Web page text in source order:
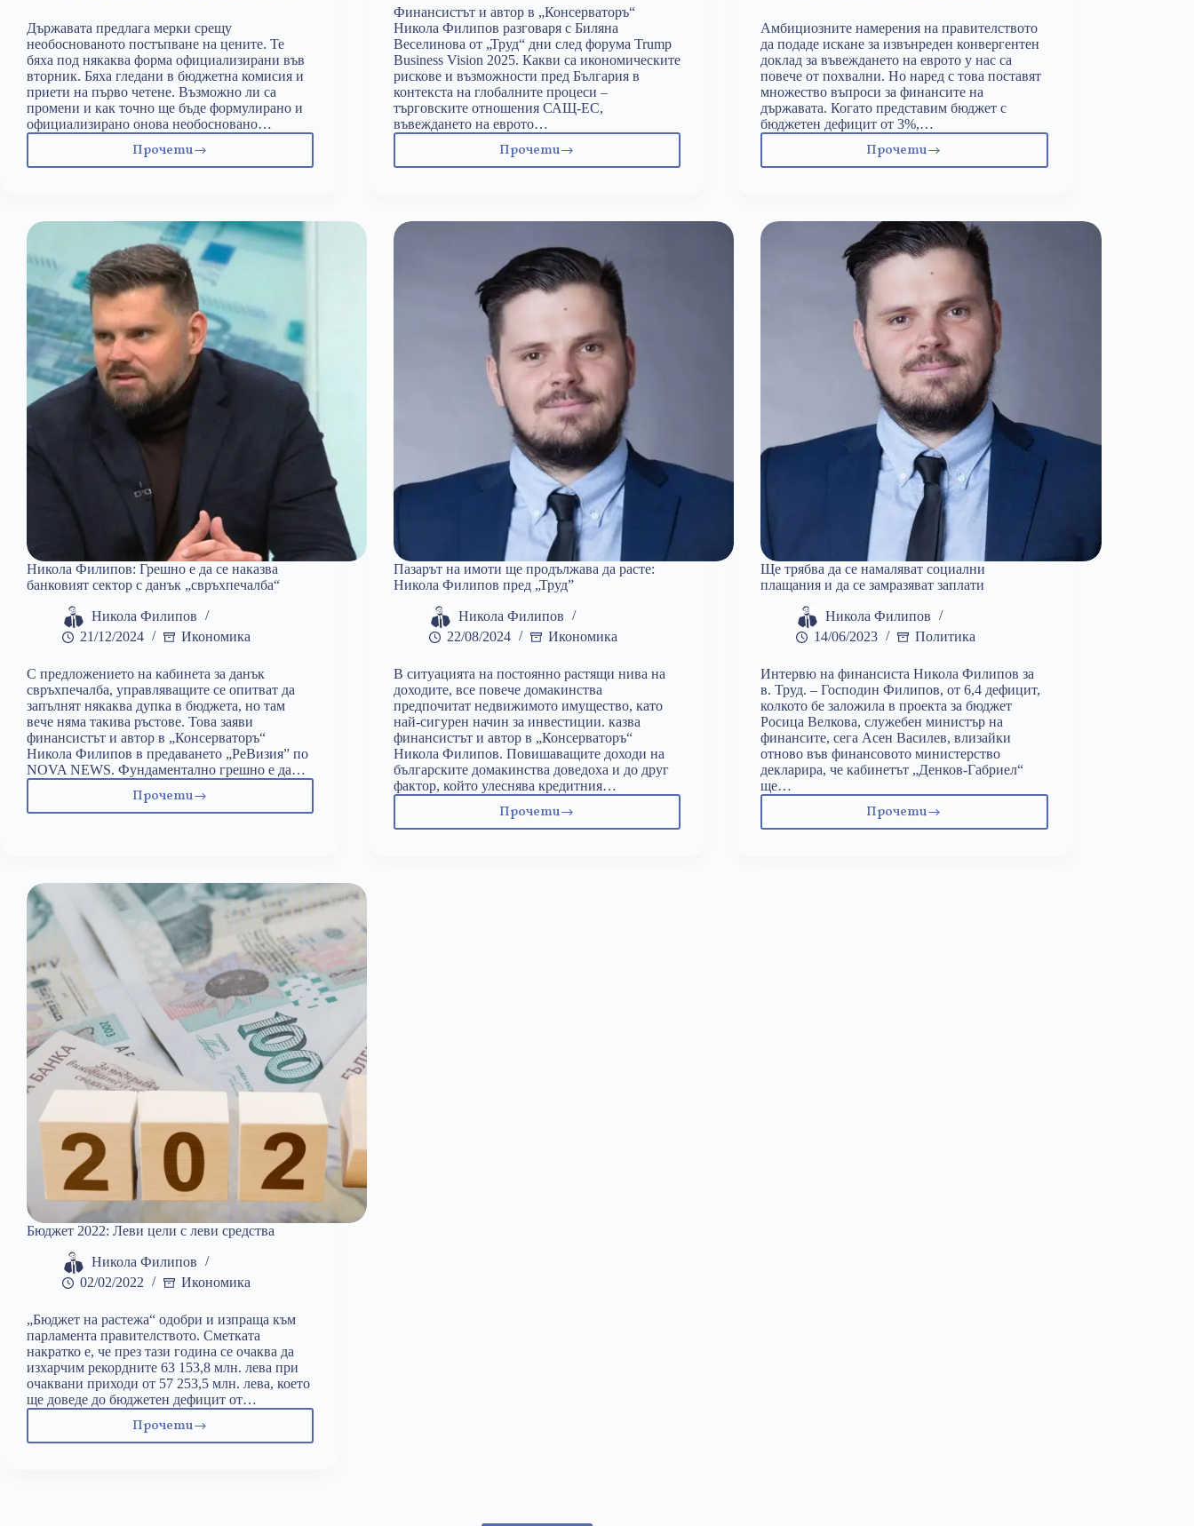
Държавата предлага мерки срещу
необоснованото постъпване на цените. Те
бяха под някаква форма официализирани във
вторник. Бяха гледани в бюджетна комисия и
приети на първо четене. Възможно ли са
промени и как точно ще бъде формулирано и
официализирано онова необосновано…
Прочети
„От
Венецуела
–
никъде
не
работи
това“:
Никола
Филипов
в
„Тази
Сутрин“
Финансистът и автор в „Консерваторъ“
Никола Филипов разговаря с Биляна
Веселинова от „Труд“ дни след форума Trump
Business Vision 2025. Какви са икономическите
рискове и възможности пред България в
контекста на глобалните процеси –
търговските отношения САЩ-ЕС,
въвеждането на еврото…
Прочети
Trump
връщането
на
промишленото
производство
Амбициозните намерения на правителството
да подаде искане за извънреден конвергентен
доклад за въвеждането на еврото у нас са
повече от похвални. Но наред с това поставят
множество въпроси за финансите на
държавата. Когато представим бюджет с
бюджетен дефицит от 3%,…
ПрочетиУвеличение
имало
пагубен
ефект
икономиката
ни:
Никола
Филипов
Никола Филипов: Грешно е да се наказва
банковият сектор с данък „свръхпечалба“
Никола Филипов
21/12/2024
Икономика
С предложението на кабинета за данък
свръхпечалба, управляващите се опитват да
запълнят някаква дупка в бюджета, но там
вече няма такива ръстове. Това заяви
финансистът и автор в „Консерваторъ“
Никола Филипов в предаването „РеВизия” по
NOVA NEWS. Фундаментално грешно е да…
Прочети
Никола
да
се
наказва
банковият
сектор
с
данък
„свръхпечалба“
Пазарът на имоти ще продължава да расте:
Никола Филипов пред „Труд”
Никола Филипов
22/08/2024
Икономика
В ситуацията на постоянно растящи нива на
доходите, все повече домакинства
предпочитат недвижимото имущество, като
най-сигурен начин за инвестиции. казва
финансистът и автор в „Консерваторъ“
Никола Филипов. Повишаващите доходи на
българските домакинства доведоха и до друг
фактор, който улеснява кредитния…
ПрочетиПазарът
Ще трябва да се намаляват социални
плащания и да се замразяват заплати
Никола Филипов
14/06/2023
Политика
Интервю на финансиста Никола Филипов за
в. Труд. – Господин Филипов, от 6,4 дефицит,
колкото бе заложила в проекта за бюджет
Росица Велкова, служебен министър на
финансите, сега Асен Василев, влизайки
отново във финансовото министерство
декларира, че кабинетът „Денков-Габриел“
ще…
Прочети
Ще
Бюджет 2022: Леви цели с леви средства
Никола Филипов
02/02/2022
Икономика
„Бюджет на растежа“ одобри и изпраща към
парламента правителството. Сметката
накратко е, че през тази година се очаква да
изхарчим рекордните 63 153,8 млн. лева при
очаквани приходи от 57 253,5 млн. лева, което
ще доведе до бюджетен дефицит от…
ПрочетиБюджет